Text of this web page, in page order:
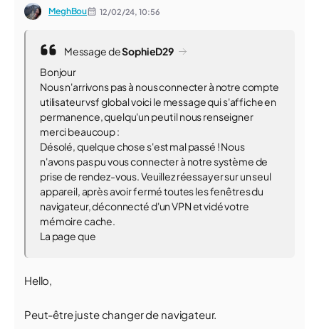
MeghBou 12/02/24,10:56
Message deSophieD29
Bonjour
Nous n'arrivons pas à nous connecter à notre compte
utilisateur vsf global voici le message qui s'affiche en
permanence, quelqu'un peut il nous renseigner
merci beaucoup :
Désolé, quelque chose s'est mal passé ! Nous
n'avons pas pu vous connecter à notre système de
prise de rendez-vous. Veuillez réessayer sur un seul
appareil, après avoir fermé toutes les fenêtres du
navigateur, déconnecté d'un VPN et vidé votre
mémoire cache.
La page que
Hello,
Peut-être juste changer de navigateur.